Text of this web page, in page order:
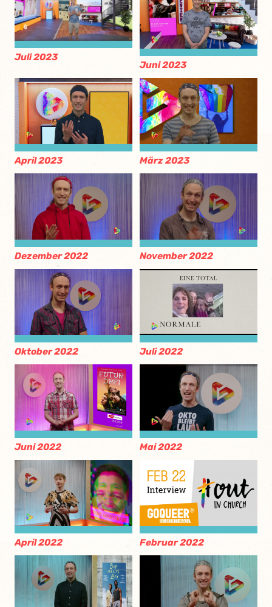
Juli 2023
Juni 2023
April 2023 März 2023
Dezember 2022 November 2022
Oktober 2022 Juli 2022
Juni 2022 Mai 2022
April 2022 Februar 2022